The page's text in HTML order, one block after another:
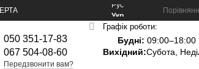
Рус
Укр
050 351-17-83
067 504-08-60
Передзвонити вам?
Графік роботи:
Будні: 09:00–18:00
Вихідний:Субота,